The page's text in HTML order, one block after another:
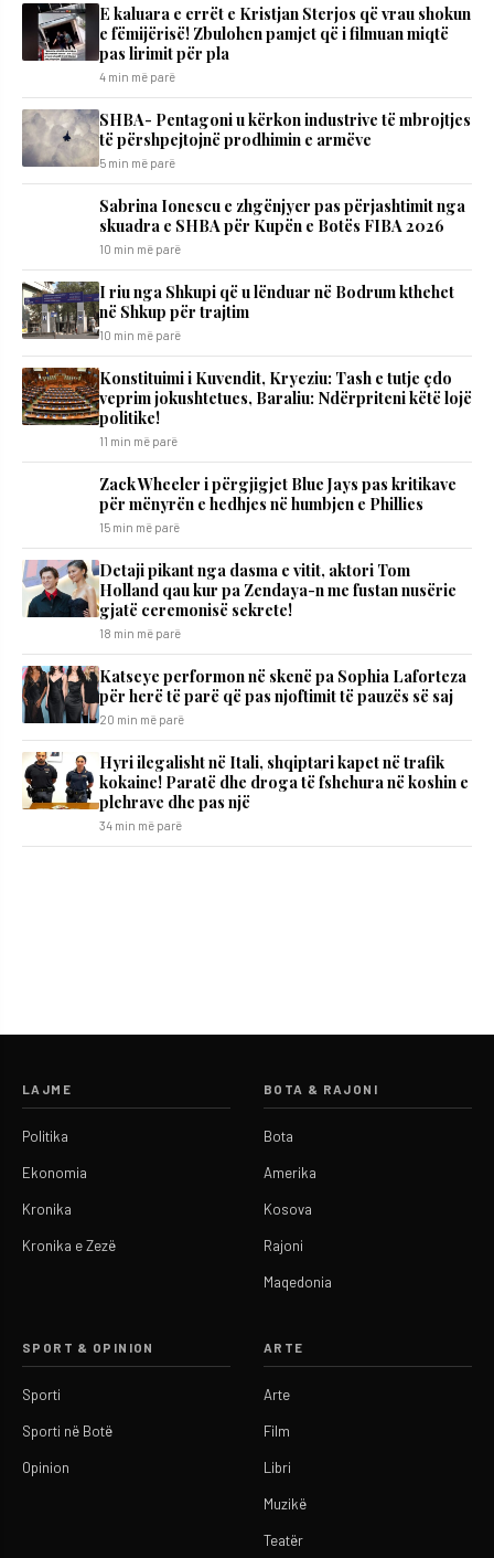
E kaluara e errët e Kristjan Sterjos që vrau shokun
e fëmijërisë! Zbulohen pamjet që i filmuan miqtë
pas lirimit për pla
4 min më parë
SHBA- Pentagoni u kërkon industrive të mbrojtjes
të përshpejtojnë prodhimin e armëve
5 min më parë
Sabrina Ionescu e zhgënjyer pas përjashtimit nga
skuadra e SHBA për Kupën e Botës FIBA 2026
10 min më parë
I riu nga Shkupi që u lënduar në Bodrum kthehet
në Shkup për trajtim
10 min më parë
​Konstituimi i Kuvendit, Kryeziu: Tash e tutje çdo
veprim jokushtetues, Baraliu: Ndërpriteni këtë lojë
politike!
11 min më parë
Zack Wheeler i përgjigjet Blue Jays pas kritikave
për mënyrën e hedhjes në humbjen e Phillies
15 min më parë
Detaji pikant nga dasma e vitit, aktori Tom
Holland qau kur pa Zendaya-n me fustan nusërie
gjatë ceremonisë sekrete!
18 min më parë
Katseye performon në skenë pa Sophia Laforteza
për herë të parë që pas njoftimit të pauzës së saj
20 min më parë
Hyri ilegalisht në Itali, shqiptari kapet në trafik
kokaine! Paratë dhe droga të fshehura në koshin e
plehrave dhe pas një
34 min më parë
LAJME
Politika
Ekonomia
Kronika
Kronika e Zezë
BOTA & RAJONI
Bota
Amerika
Kosova
Rajoni
Maqedonia
SPORT & OPINION
Sporti
Sporti në Botë
Opinion
ARTE
Arte
Film
Libri
Muzikë
Teatër